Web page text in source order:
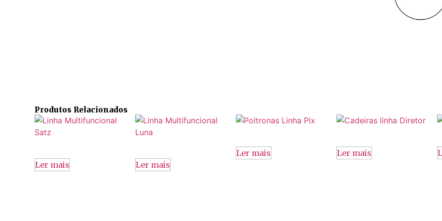
Produtos Relacionados
Ler mais Ler mais
Ler mais Ler mais